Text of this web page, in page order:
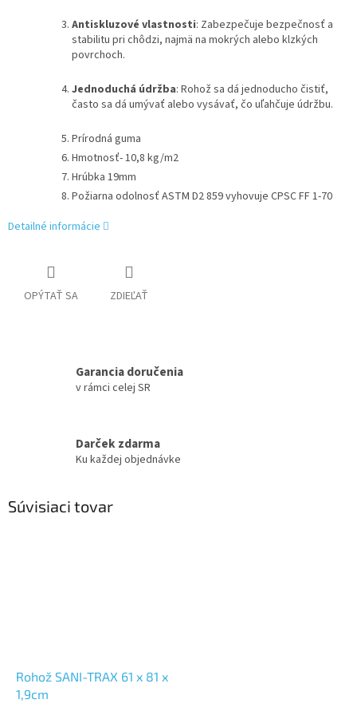
Antiskluzové vlastnosti: Zabezpečuje bezpečnosť a
stabilitu pri chôdzi, najmä na mokrých alebo klzkých
povrchoch.
Jednoduchá údržba: Rohož sa dá jednoducho čistiť,
často sa dá umývať alebo vysávať, čo uľahčuje údržbu.
Prírodná guma
Hmotnosť- 10,8 kg/m2
Hrúbka 19mm
Požiarna odolnosť ASTM D2 859 vyhovuje CPSC FF 1-70
Detailné informácie
OPÝTAŤ SA ZDIEĽAŤ
Garancia doručenia
v rámci celej SR
Darček zdarma
Ku každej objednávke
Súvisiaci tovar
Rohož SANI-TRAX 61 x 81 x
1,9cm